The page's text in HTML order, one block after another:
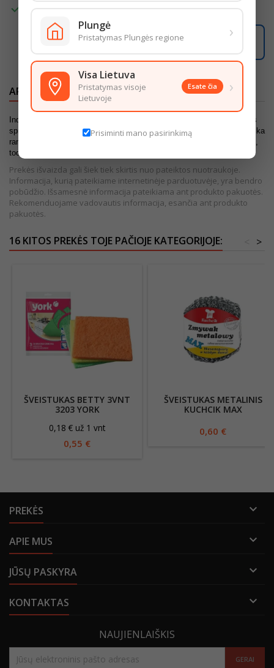

Užsisakę šiandien, pristatysime per
APRAŠYMAS IŠSAMI PREKĖS INFORMACIJA
Indų plovimo kempinėlė su plastikine rankena – patogus ir higieniškas
sprendimas kasdieniam indų bei virtuvės paviršių valymui. Ergonomiška
rankena padeda išvengti tiesioginio kontakto su vandeniu ir plovikliais,
todėl rankos išlieka švaresnės ir sausesnės.
Prekės išvaizda gali šiek tiek skirtis nuo pateiktos nuotraukoje.
Informacija, kurią pateikiame internetinėje parduotuvėje, yra bendro
pobūdžio. Išsamesnė informacija pateikiama ant produkto pakuotės.
Rekomenduojame vadovautis informacija, esančia ant produkto
pakuotės.
16 KITOS PREKĖS TOJE PAČIOJE KATEGORIJOJE: >
ŠVEISTUKAS BETTY 3VNT
3203 YORK
0,18 € už 1 vnt
0,55 €
ŠVEISTUKAS METALINIS
KUCHCIK MAX
0,60 €
PREKĖS 
APIE MUS 
JŪSŲ PASKYRA 
KONTAKTAS 
NAUJIENLAIŠKIS
Plungė
Pristatymas Plungės regione ›
Visa Lietuva
Pristatymas visoje
Lietuvoje
Esate čia ›
Prisiminti mano pasirinkimą